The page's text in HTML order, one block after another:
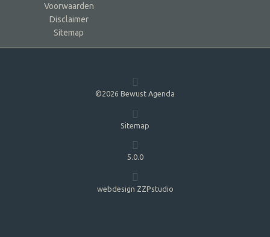
Voorwaarden
Disclaimer
Sitemap
©2026 Bewust Agenda
Sitemap
5.0.0
webdesign ZZPstudio